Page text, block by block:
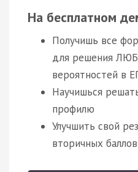
На бесплатном
Получишь все
для решения
вероятностей в
Научишься
профилю
Улучшить свой
вторичных баллов